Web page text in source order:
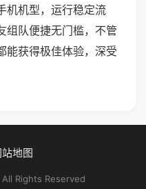
机机型，运行稳定流
组队便捷无门槛，不管
能获得极佳体验，深受
站地图
Rights Reserved